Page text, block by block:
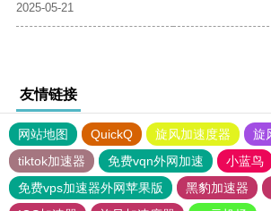
2025-05-21
友情链接
网站地图 QuickQ 旋风加速度器 旋
tiktok加速器
免费vqn外网加速 小蓝鸟
免费vps加速器外网苹果版
黑豹加速器